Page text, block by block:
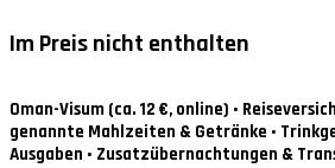
Im Preis nicht enthalten
Oman-Visum (ca. 12 €, online) •
genannte Mahlzeiten & Getränke •
Ausgaben • Zusatzübernachtungen &